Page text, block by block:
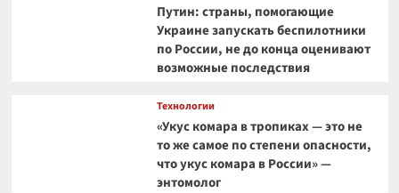
Путин: страны, помогающие
Украине запускать беспилотники
по России, не до конца оценивают
возможные последствия
Технологии
«Укус комара в тропиках — это не
то же самое по степени опасности,
что укус комара в России» —
энтомолог